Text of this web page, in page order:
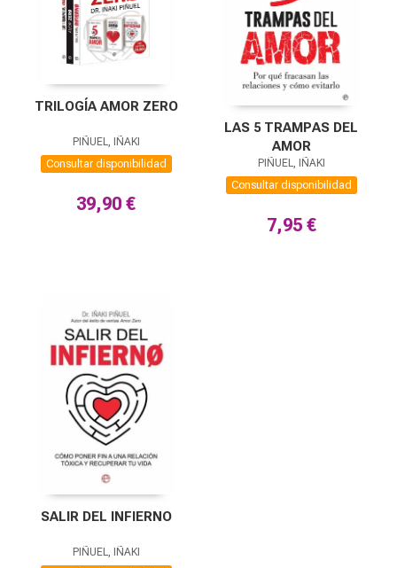
TRILOGÍA AMOR ZERO
PIÑUEL, IÑAKI
Consultar disponibilidad
39,90 €
LAS 5 TRAMPAS DEL
AMOR
PIÑUEL, IÑAKI
Consultar disponibilidad
7,95 €
SALIR DEL INFIERNO
PIÑUEL, IÑAKI